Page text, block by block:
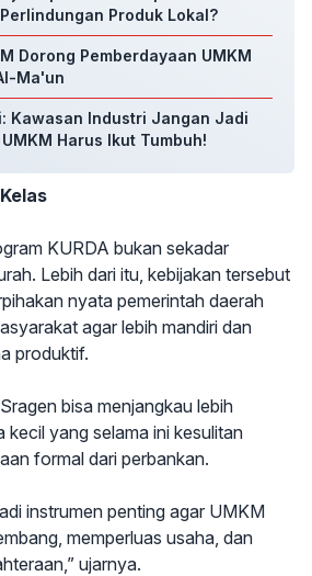
Produk Lokal?
Dorong Pemberdayaan UMKM
Ma'un
Kawasan Industri Jangan Jadi
Harus Ikut Tumbuh!
KURDA bukan sekadar
Lebih dari itu, kebijakan tersebut
nyata pemerintah daerah
agar lebih mandiri dan
produktif.
bisa menjangkau lebih
kecil yang selama ini kesulitan
formal dari perbankan.
instrumen penting agar UMKM
memperluas usaha, dan
ujarnya.